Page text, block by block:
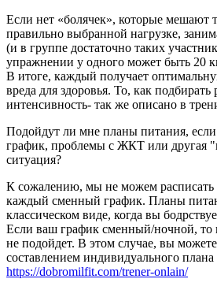
Если нет «болячек», которые мешают
правильно выбранной нагрузке,
(и в группе достаточно таких
упражнении у одного может быть 20
В итоге, каждый получает
вреда для здоровья. То, как подбирать
интенсивность- так же описано в
Подойдут ли мне планы питания,
график, проблемы с ЖКТ или другая
ситуация?
К сожалению, мы не можем расписать
каждый сменный график. Планы
классическом виде, когда вы
Если ваш график сменный/ночной, то
не подойдет. В этом случае, вы можете
составлением индивидуального плана
https://dobromilfit.com/trener-onlain/